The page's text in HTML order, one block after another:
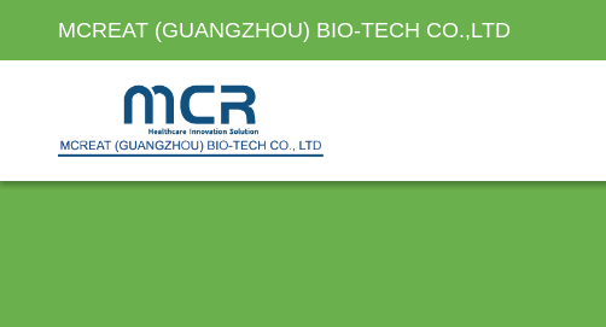
MCREAT (GUANGZHOU) BIO-TECH CO.,LTD